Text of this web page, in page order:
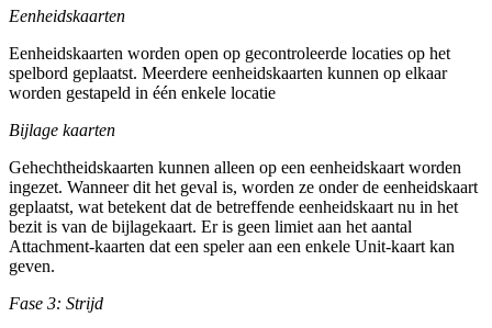
Eenheidskaarten
Eenheidskaarten worden open op gecontroleerde locaties op het
spelbord geplaatst. Meerdere eenheidskaarten kunnen op elkaar
worden gestapeld in één enkele locatie
Bijlage kaarten
Gehechtheidskaarten kunnen alleen op een eenheidskaart worden
ingezet. Wanneer dit het geval is, worden ze onder de eenheidskaart
geplaatst, wat betekent dat de betreffende eenheidskaart nu in het
bezit is van de bijlagekaart. Er is geen limiet aan het aantal
Attachment-kaarten dat een speler aan een enkele Unit-kaart kan
geven.
Fase 3: Strijd